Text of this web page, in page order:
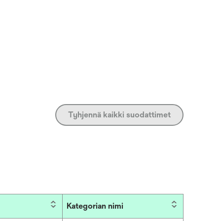
Tyhjennä kaikki suodattimet
Kategorian nimi